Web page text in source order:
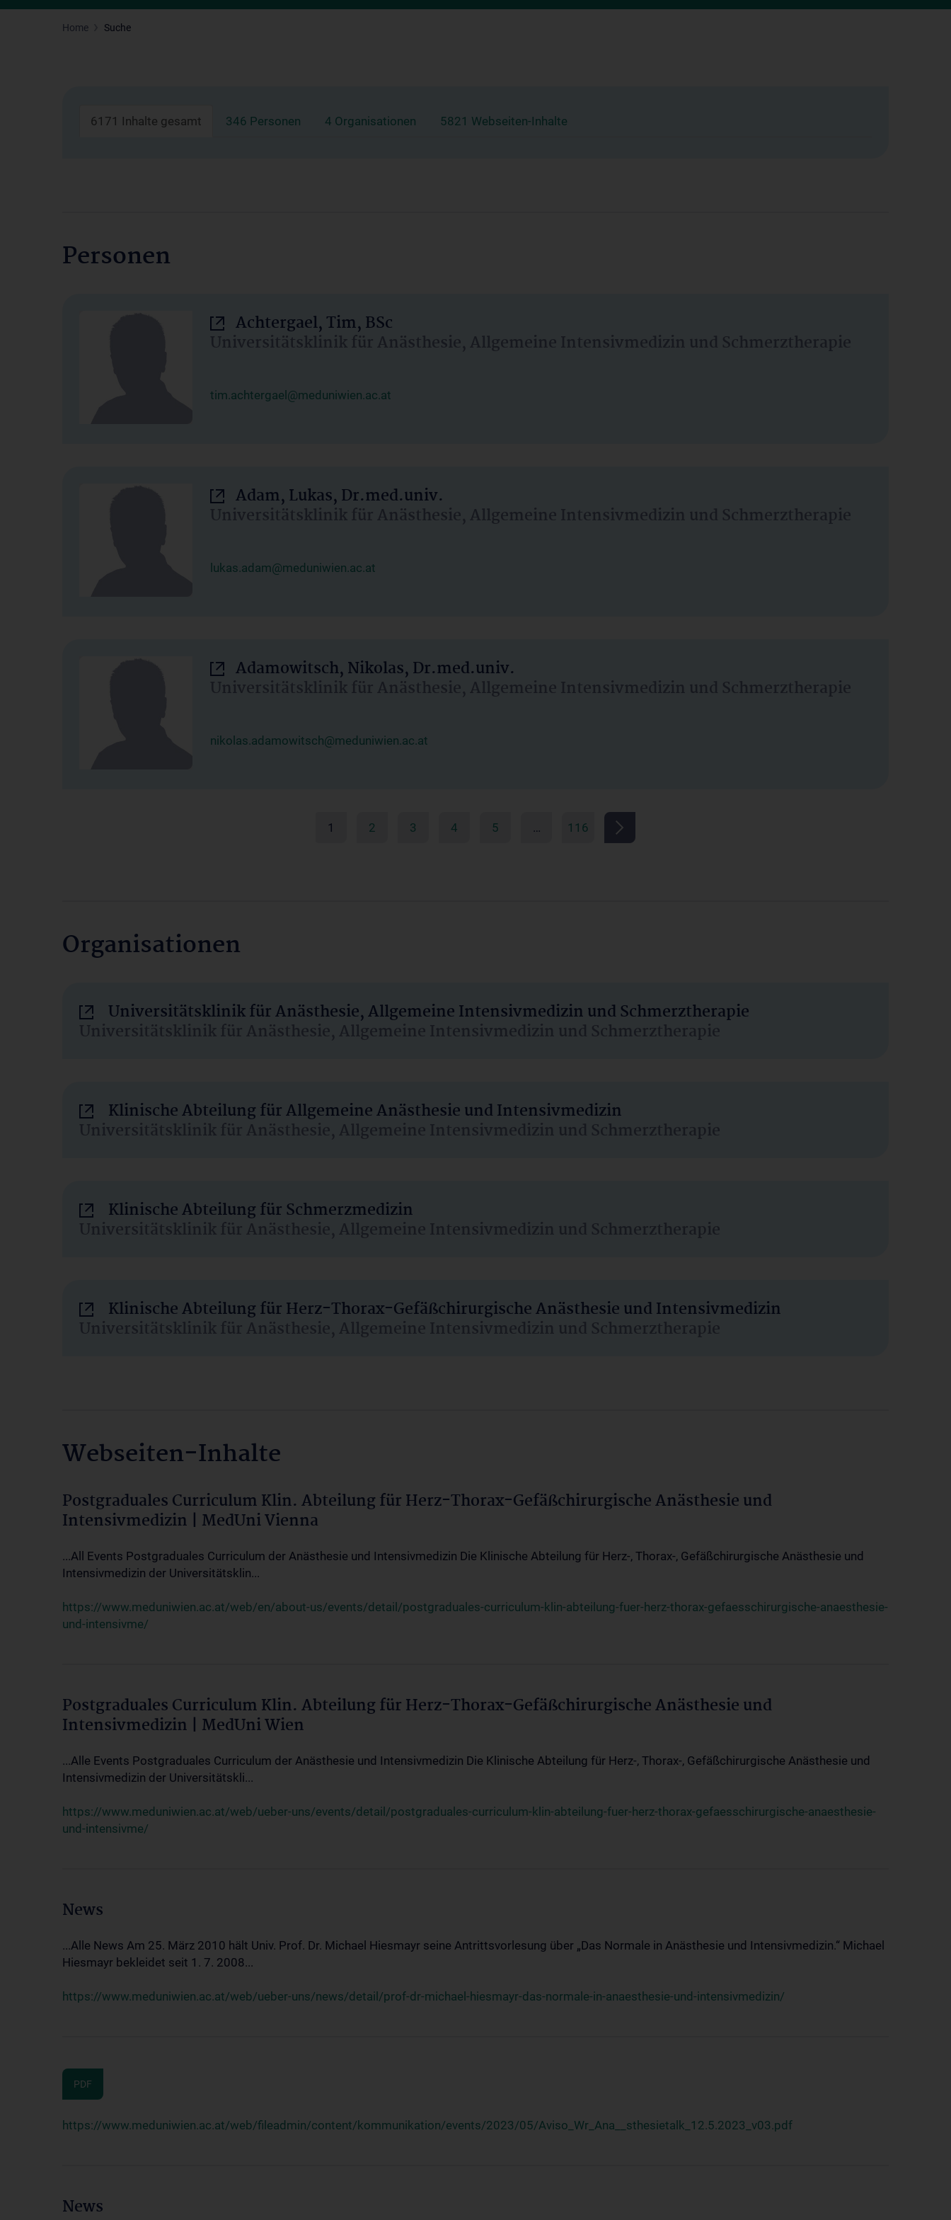
Home Suche
6171 Inhalte gesamt 346 Personen 4 Organisationen 5821 Webseiten-Inhalte
Personen
Achtergael, Tim, BSc
Universitätsklinik für Anästhesie, Allgemeine Intensivmedizin und Schmerztherapie
tim.achtergael@meduniwien.ac.at
Adam, Lukas, Dr.med.univ.
Universitätsklinik für Anästhesie, Allgemeine Intensivmedizin und Schmerztherapie
lukas.adam@meduniwien.ac.at
Adamowitsch, Nikolas, Dr.med.univ.
Universitätsklinik für Anästhesie, Allgemeine Intensivmedizin und Schmerztherapie
nikolas.adamowitsch@meduniwien.ac.at
1 2 3 4 5 … 116
Organisationen
Universitätsklinik für Anästhesie, Allgemeine Intensivmedizin und Schmerztherapie
Universitätsklinik für Anästhesie, Allgemeine Intensivmedizin und Schmerztherapie
Klinische Abteilung für Allgemeine Anästhesie und Intensivmedizin
Universitätsklinik für Anästhesie, Allgemeine Intensivmedizin und Schmerztherapie
Klinische Abteilung für Schmerzmedizin
Universitätsklinik für Anästhesie, Allgemeine Intensivmedizin und Schmerztherapie
Klinische Abteilung für Herz-Thorax-Gefäßchirurgische Anästhesie und Intensivmedizin
Universitätsklinik für Anästhesie, Allgemeine Intensivmedizin und Schmerztherapie
Webseiten-Inhalte
Postgraduales Curriculum Klin. Abteilung für Herz-Thorax-Gefäßchirurgische Anästhesie und
Intensivmedizin | MedUni Vienna
...All Events Postgraduales Curriculum der Anästhesie und Intensivmedizin Die Klinische Abteilung für Herz-, Thorax-, Gefäßchirurgische Anästhesie und
Intensivmedizin der Universitätsklin...
https://www.meduniwien.ac.at/web/en/about-us/events/detail/postgraduales-curriculum-klin-abteilung-fuer-herz-thorax-gefaesschirurgische-anaesthesie-
und-intensivme/
Postgraduales Curriculum Klin. Abteilung für Herz-Thorax-Gefäßchirurgische Anästhesie und
Intensivmedizin | MedUni Wien
...Alle Events Postgraduales Curriculum der Anästhesie und Intensivmedizin Die Klinische Abteilung für Herz-, Thorax-, Gefäßchirurgische Anästhesie und
Intensivmedizin der Universitätskli...
https://www.meduniwien.ac.at/web/ueber-uns/events/detail/postgraduales-curriculum-klin-abteilung-fuer-herz-thorax-gefaesschirurgische-anaesthesie-
und-intensivme/
News
...Alle News Am 25. März 2010 hält Univ. Prof. Dr. Michael Hiesmayr seine Antrittsvorlesung über „Das Normale in Anästhesie und Intensivmedizin.“ Michael
Hiesmayr bekleidet seit 1. 7. 2008...
https://www.meduniwien.ac.at/web/ueber-uns/news/detail/prof-dr-michael-hiesmayr-das-normale-in-anaesthesie-und-intensivmedizin/
PDF
https://www.meduniwien.ac.at/web/fileadmin/content/kommunikation/events/2023/05/Aviso_Wr_Ana__sthesietalk_12.5.2023_v03.pdf
News